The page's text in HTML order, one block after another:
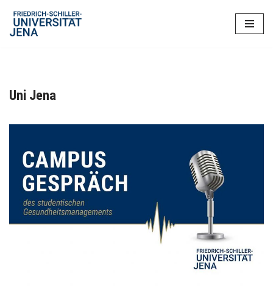
Zum
Uni Jena